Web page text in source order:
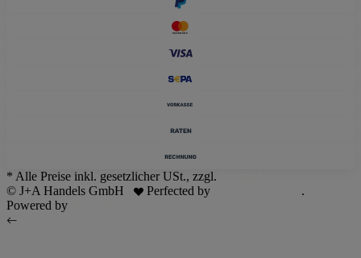
* Alle Preise inkl. gesetzlicher USt., zzgl.
© J+A Handels GmbH
Perfected by
.
Powered by